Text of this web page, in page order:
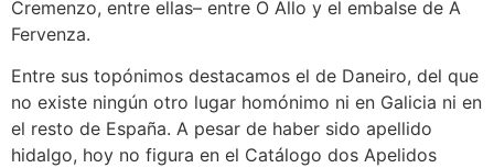
Cremenzo, entre ellas– entre O Allo y el embalse de A
Fervenza.
Entre sus topónimos destacamos el de Daneiro, del que
no existe ningún otro lugar homónimo ni en Galicia ni en
el resto de España. A pesar de haber sido apellido
hidalgo, hoy no figura en el Catálogo dos Apelidos